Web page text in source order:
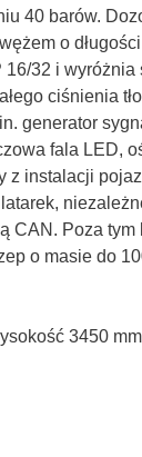
40 barów.
o
32 i
ciśnienia
generator
fala LED,
instalacji
CAN. Poza
o masie do
3450